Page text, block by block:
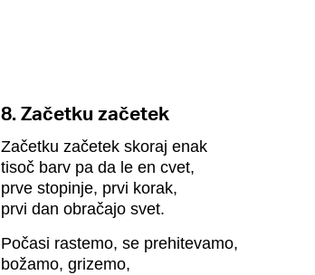
8. Začetku začetek
Začetku začetek skoraj enak
tisoč barv pa da le en cvet,
prve stopinje, prvi korak,
prvi dan obračajo svet.
Počasi rastemo, se prehitevamo,
božamo, grizemo,